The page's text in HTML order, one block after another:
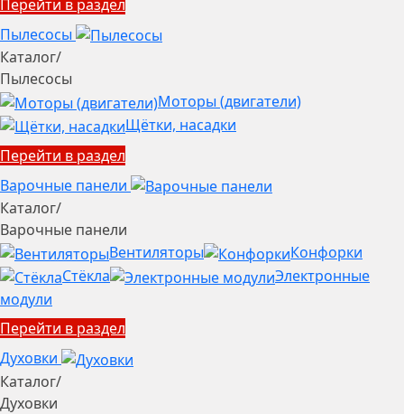
Перейти в раздел
Пылесосы
Каталог/
Пылесосы
Моторы (двигатели)
Щётки, насадки
Перейти в раздел
Варочные панели
Каталог/
Варочные панели
Вентиляторы
Конфорки
Стёкла
Электронные
модули
Перейти в раздел
Духовки
Каталог/
Духовки